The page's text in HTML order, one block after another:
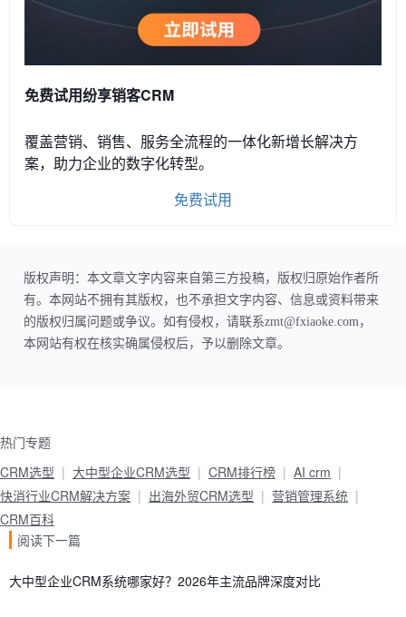
免费试用纷享销客CRM
覆盖营销、销售、服务全流程的一体化新增长解决方
案，助力企业的数字化转型。
免费试用
版权声明：本文章文字内容来自第三方投稿，版权归原始作者所
有。本网站不拥有其版权，也不承担文字内容、信息或资料带来
的版权归属问题或争议。如有侵权，请联系zmt@fxiaoke.com，
本网站有权在核实确属侵权后，予以删除文章。
热门专题
CRM选型
大中型企业CRM选型 CRM排行榜
AI crm
快消行业CRM解决方案
出海外贸CRM选型
营销管理系统
CRM百科
阅读下一篇
大中型企业CRM系统哪家好？2026年主流品牌深度对比